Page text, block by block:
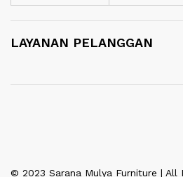
LAYANAN PELANGGAN
© 2023 Sarana Mulya Furniture | All